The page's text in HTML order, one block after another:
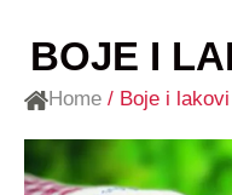
Home / Boje i
BOJE I